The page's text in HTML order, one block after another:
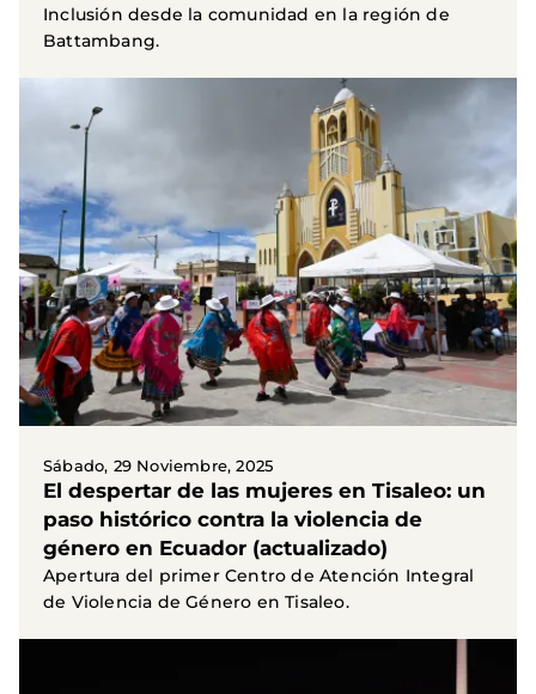
Inclusión desde la comunidad en la región de
Battambang.
Sábado, 29 Noviembre, 2025
El despertar de las mujeres en Tisaleo: un
paso histórico contra la violencia de
género en Ecuador (actualizado)
Apertura del primer Centro de Atención Integral
de Violencia de Género en Tisaleo.